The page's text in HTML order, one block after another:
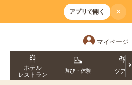
アプリで開く ×
マイページ
ホテル
レストラン
遊び・体験 ツアー